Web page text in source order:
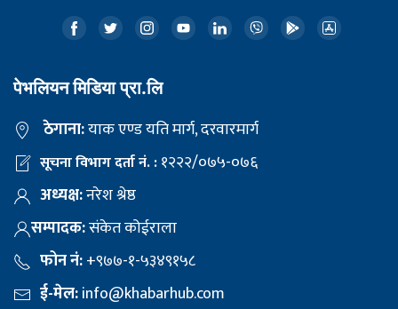
पेभलियन मिडिया प्रा.लि
ठेगाना:याक एण्ड यति मार्ग, दरवारमार्ग
सूचना विभाग दर्ता नं. :१२२२/०७५-०७६
अध्यक्ष:नरेश श्रेष्ठ
सम्पादक:संकेत कोईराला
फोन नं:+९७७-१-५३४९१५८
ई-मेल:info@khabarhub.com